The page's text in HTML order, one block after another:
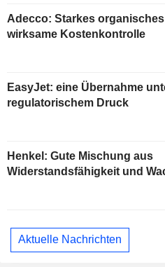
Adecco: Starkes
wirksame Kostenkontrolle
EasyJet: eine Übernahme
regulatorischem Druck
Henkel: Gute Mischung aus
Widerstandsfähigkeit und
Aktuelle Nachrichten